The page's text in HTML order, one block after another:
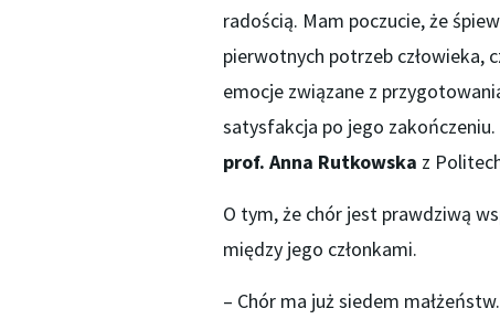
radością. Mam poczucie, że
pierwotnych potrzeb człowieka,
emocje związane z
satysfakcja po jego
prof. Anna Rutkowska z
O tym, że chór jest prawdziwą
między jego członkami.
– Chór ma już siedem